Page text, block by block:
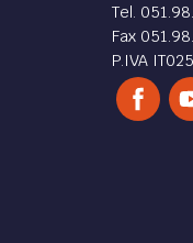
Tel.
Fax
P.IVA